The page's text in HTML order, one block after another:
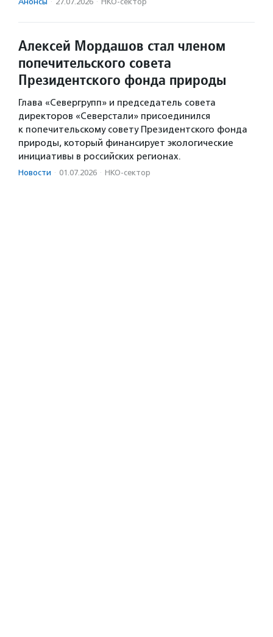
Алексей Мордашов стал членом
попечительского совета
Президентского фонда природы
Глава «Севергрупп» и председатель совета
директоров «Северстали» присоединился
к попечительскому совету Президентского фонда
природы, который финансирует экологические
инициативы в российских регионах.
Новости · 01.07.2026 · НКО-сектор